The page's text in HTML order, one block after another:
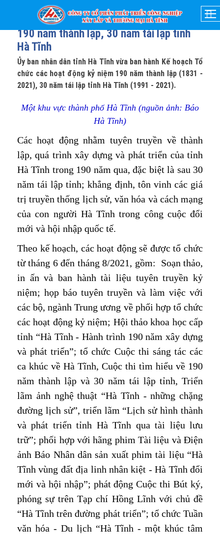
26-04-2021
Chuẩn bị tổ chức các hoạt động kỷ niệm
190 năm thành lập, 30 năm tái lập tỉnh
Hà Tĩnh
Ủy ban nhân dân tỉnh Hà Tĩnh vừa ban hành Kế hoạch Tổ
chức các hoạt động kỷ niệm 190 năm thành lập (1831 -
2021), 30 năm tái lập tỉnh Hà Tĩnh (1991 - 2021).
Một khu vực thành phố Hà Tĩnh (nguồn ảnh: Báo
Hà Tĩnh)
Các hoạt động nhằm tuyên truyền về thành
lập, quá trình xây dựng và phát triển của tỉnh
Hà Tĩnh trong 190 năm qua, đặc biệt là sau 30
năm tái lập tỉnh; khẳng định, tôn vinh các giá
trị truyền thống lịch sử, văn hóa và cách mạng
của con người Hà Tĩnh trong công cuộc đổi
mới và hội nhập quốc tế.
Theo kế hoạch, các hoạt động sẽ được tổ chức
từ tháng 6 đến tháng 8/2021, gồm: Soạn thảo,
in ấn và ban hành tài liệu tuyên truyền kỷ
niệm; họp báo tuyên truyền và làm việc với
các bộ, ngành Trung ương về phối hợp tổ chức
các hoạt động kỷ niệm; Hội thảo khoa học cấp
tỉnh “Hà Tĩnh - Hành trình 190 năm xây dựng
và phát triển”; tổ chức Cuộc thi sáng tác các
ca khúc về Hà Tĩnh, Cuộc thi tìm hiểu về 190
năm thành lập và 30 năm tái lập tỉnh, Triển
lãm ảnh nghệ thuật “Hà Tĩnh - những chặng
đường lịch sử”, triển lãm “Lịch sử hình thành
và phát triển tỉnh Hà Tĩnh qua tài liệu lưu
trữ”; phối hợp với hãng phim Tài liệu và Điện
ảnh Báo Nhân dân sản xuất phim tài liệu “Hà
Tĩnh vùng đất địa linh nhân kiệt - Hà Tĩnh đổi
mới và hội nhập”; phát động Cuộc thi Bút ký,
phóng sự trên Tạp chí Hồng Lĩnh với chủ đề
“Hà Tĩnh trên đường phát triển”; tổ chức Tuần
văn hóa - Du lịch “Hà Tĩnh - một khúc tâm